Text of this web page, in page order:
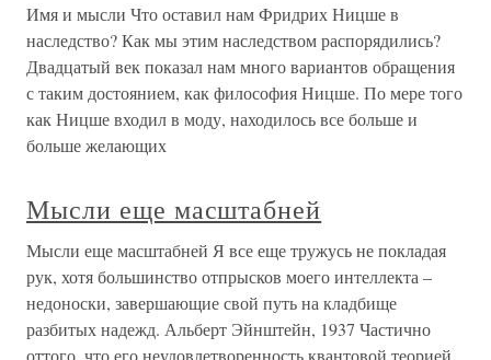
Имя и мысли Что оставил нам Фридрих Ницше в
наследство? Как мы этим наследством распорядились?
Двадцатый век показал нам много вариантов обращения
с таким достоянием, как философия Ницше. По мере того
как Ницше входил в моду, находилось все больше и
больше желающих
Мысли еще масштабней
Мысли еще масштабней Я все еще тружусь не покладая
рук, хотя большинство отпрысков моего интеллекта –
недоноски, завершающие свой путь на кладбище
разбитых надежд. Альберт Эйнштейн, 1937 Частично
оттого, что его неудовлетворенность квантовой теорией